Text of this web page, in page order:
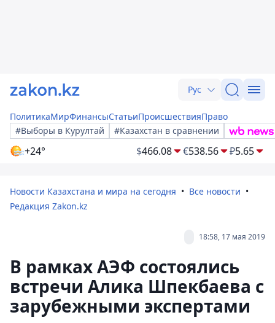
Рус
ПолитикаМирФинансыСтатьиПроисшествияПраво
#Выборы в Курултай
#Казахстан в сравнении
+24° $466.08 €538.56 ₽5.65
Новости Казахстана и мира на сегодня
Все новости
Редакция Zakon.kz
18:58, 17 мая 2019
В рамках АЭФ состоялись
встречи Алика Шпекбаева с
зарубежными экспертами